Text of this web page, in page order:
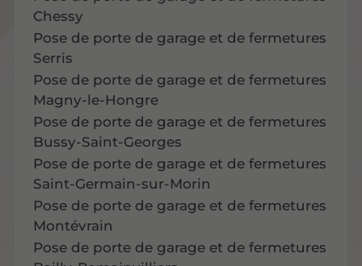
Chessy
Pose de porte de garage et de fermetures
Serris
Pose de porte de garage et de fermetures
Magny-le-Hongre
Pose de porte de garage et de fermetures
Bussy-Saint-Georges
Pose de porte de garage et de fermetures
Saint-Germain-sur-Morin
Pose de porte de garage et de fermetures
Montévrain
Pose de porte de garage et de fermetures